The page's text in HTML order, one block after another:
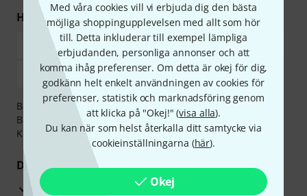
Med våra cookies vill vi erbjuda dig den bästa
möjliga shoppingupplevelsen med allt som hör
till. Detta inkluderar till exempel lämpliga
erbjudanden, personliga annonser och att
komma ihåg preferenser. Om detta är okej för dig,
godkänn helt enkelt användningen av cookies för
preferenser, statistik och marknadsföring genom
att klicka på "Okej!" (visa alla).
Du kan när som helst återkalla ditt samtycke via
cookieinställningarna (här).
Okej
Handla och betala säkert
Betalningen kan göras tryggt och säkert med
Banköverföring, PayPal, Klarna Direktbetalning
Kreditkort.
Dina fördelar
3-år Thomann-garanti